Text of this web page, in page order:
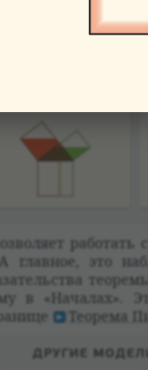
про­долже­нием
угла.
квад­рату,
глав­ное, это
в «Нача­лах».
Тео­рема
ДРУГИЕ